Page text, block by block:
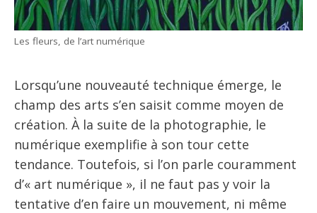
Les fleurs, de l’art numérique
Lorsqu’une nouveauté technique émerge, le
champ des arts s’en saisit comme moyen de
création. À la suite de la photographie, le
numérique exemplifie à son tour cette
tendance. Toutefois, si l’on parle couramment
d’« art numérique », il ne faut pas y voir la
tentative d’en faire un mouvement, ni même